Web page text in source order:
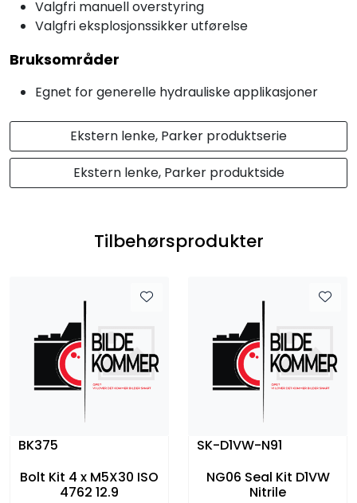
Valgfri manuell overstyring
Valgfri eksplosjonssikker utførelse
Bruksområder
Egnet for generelle hydrauliske applikasjoner
Ekstern lenke, Parker produktserie
Ekstern lenke, Parker produktside
Tilbehørsprodukter
BK375
Bolt Kit 4 x M5X30 ISO
4762 12.9
SK-D1VW-N91
NG06 Seal Kit D1VW
Nitrile